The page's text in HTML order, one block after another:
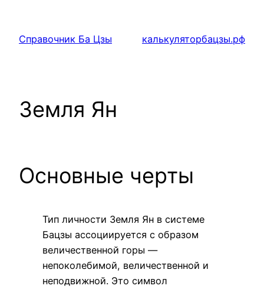
содержимому
Справочник Ба Цзы калькуляторбацзы.рф
Земля Ян
Основные черты
Тип личности Земля Ян в системе
Бацзы ассоциируется с образом
величественной горы —
непоколебимой, величественной и
неподвижной. Это символ